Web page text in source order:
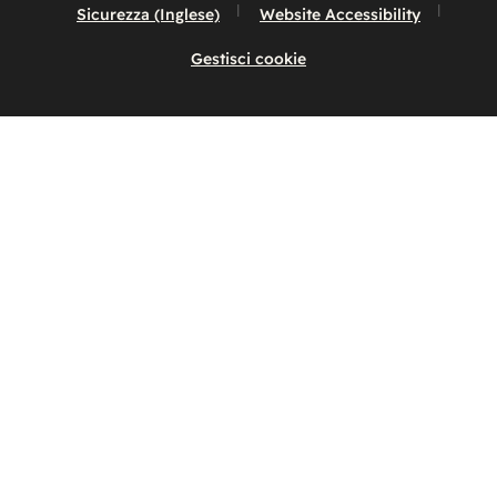
Sicurezza (Inglese) Website Accessibility
Gestisci cookie